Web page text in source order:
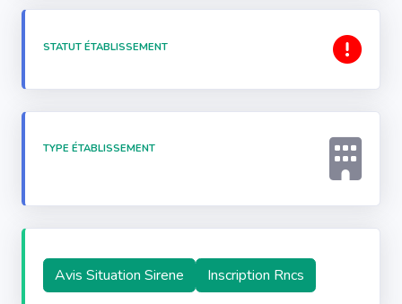
STATUT ÉTABLISSEMENT
TYPE ÉTABLISSEMENT
Avis Situation Sirene Inscription Rncs